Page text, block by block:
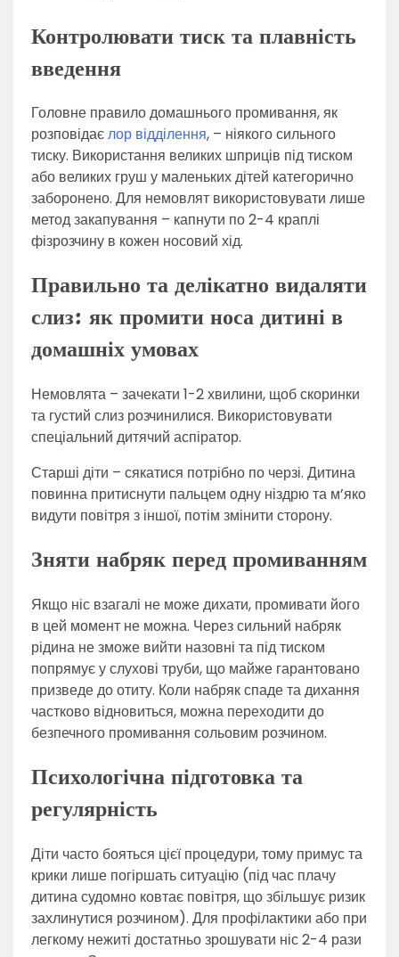
Контролювати тиск та плавність
введення
Головне правило домашнього промивання, як
розповідаєлор відділення, – ніякого сильного
тиску. Використання великих шприців під тиском
або великих груш у маленьких дітей категорично
заборонено. Для немовлят використовувати лише
метод закапування – капнути по 2-4 краплі
фізрозчину в кожен носовий хід.
Правильно та делікатно видаляти
слиз: як промити носа дитині в
домашніх умовах
Немовлята – зачекати 1-2 хвилини, щоб скоринки
та густий слиз розчинилися. Використовувати
спеціальний дитячий аспіратор.
Старші діти – сякатися потрібно по черзі. Дитина
повинна притиснути пальцем одну ніздрю та м’яко
видути повітря з іншої, потім змінити сторону.
Зняти набряк перед промиванням
Якщо ніс взагалі не може дихати, промивати його
в цей момент не можна. Через сильний набряк
рідина не зможе вийти назовні та під тиском
попрямує у слухові труби, що майже гарантовано
призведе до отиту. Коли набряк спаде та дихання
частково відновиться, можна переходити до
безпечного промивання сольовим розчином.
Психологічна підготовка та
регулярність
Діти часто бояться цієї процедури, тому примус та
крики лише погіршать ситуацію (під час плачу
дитина судомно ковтає повітря, що збільшує ризик
захлинутися розчином). Для профілактики або при
легкому нежиті достатньо зрошувати ніс 2-4 рази